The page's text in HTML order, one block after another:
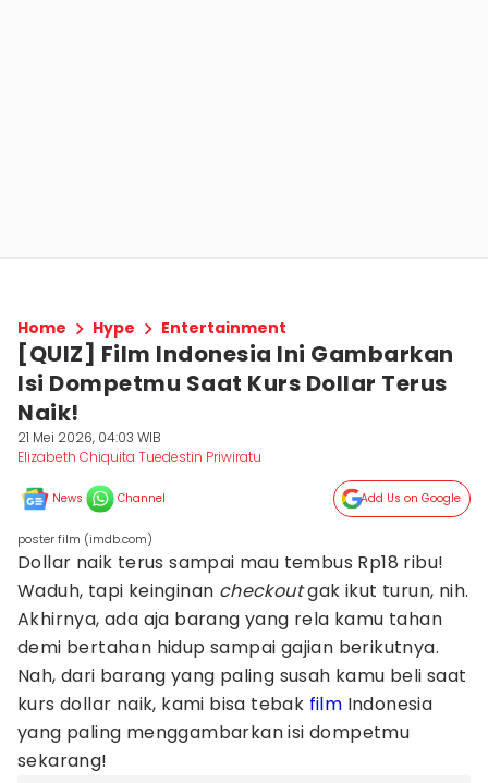
Home Hype Entertainment
[QUIZ] Film Indonesia Ini Gambarkan
Isi Dompetmu Saat Kurs Dollar Terus
Naik!
21 Mei 2026, 04:03 WIB
Elizabeth Chiquita Tuedestin Priwiratu
News Channel Add Us on Google
poster film (imdb.com)
Dollar naik terus sampai mau tembus Rp18 ribu!
Waduh, tapi keinginan checkoutgak ikut turun, nih.
Akhirnya, ada aja barang yang rela kamu tahan
demi bertahan hidup sampai gajian berikutnya.
Nah, dari barang yang paling susah kamu beli saat
kurs dollar naik, kami bisa tebak film Indonesia
yang paling menggambarkan isi dompetmu
sekarang!